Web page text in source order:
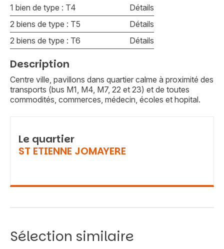
1 bien de type : T4
Détails
2 biens de type : T5
Détails
2 biens de type : T6
Détails
Description
Centre ville, pavillons dans quartier calme à proximité des
transports (bus M1, M4, M7, 22 et 23) et de toutes
commodités, commerces, médecin, écoles et hopital.
Le quartier
ST ETIENNE JOMAYERE
Sélection similaire